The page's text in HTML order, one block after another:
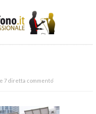
7 diretta commento‘